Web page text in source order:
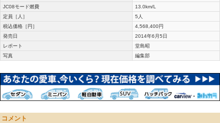
JC08モード燃費
13.0km/L
定員［人］
5人
税込価格［円］
4,568,400円
発売日
2014年6月5日
レポート
堂島昭
写真
編集部
コメント